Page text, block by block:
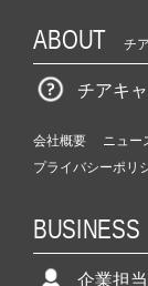
ABOUT チ
チアキ
会社概要 ニュー
プライバシーポリ
BUSINESS
企業担